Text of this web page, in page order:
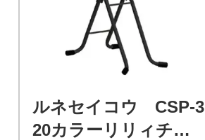
ルネセイコウ CSP-3
20カラーリリィチェ